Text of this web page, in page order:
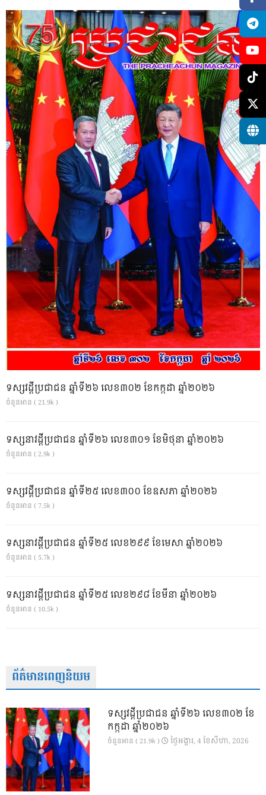
ទស្សវដ្តីប្រជាជន ឆ្នាំទី២៦ លេខ៣០២ ខែកក្កដា ឆ្នាំ២០២៦
ចំនួនអាន ( 21.9k )
ទស្សនាវដ្ដីប្រជាជន ឆ្នាំទី២៦ លេខ៣០១ ខែមិថុនា ឆ្នាំ២០២៦
ចំនួនអាន ( 2.9k )
ទស្សវដ្តីប្រជាជន ឆ្នាំទី២៥ លេខ៣០០ ខែឧសភា ឆ្នាំ២០២៦
ចំនួនអាន ( 7.5k )
ទស្សនាវដ្ដីប្រជាជន ឆ្នាំទី២៥ លេខ២៩៩ ខែមេសា ឆ្នាំ២០២៦
ចំនួនអាន ( 5.7k )
ទស្សនាវដ្ដីប្រជាជន ឆ្នាំទី២៥ លេខ២៩៨ ខែមីនា ឆ្នាំ២០២៦
ចំនួនអាន ( 10.5k )
ព័ត៌មានពេញនិយម
ទស្សវដ្តីប្រជាជន ឆ្នាំទី២៦ លេខ៣០២ ខែ
កក្កដា ឆ្នាំ២០២៦
ចំនួនអាន ( 21.9k ) ថ្ងៃ​អង្គារ, 4 ខែ​សីហា, 2026